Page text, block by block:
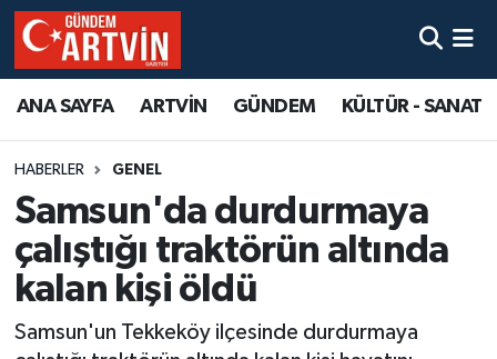
ANA SAYFA ARTVİN GÜNDEM KÜLTÜR - SANAT
HABERLER GENEL
Samsun'da durdurmaya
çalıştığı traktörün altında
kalan kişi öldü
Samsun'un Tekkeköy ilçesinde durdurmaya